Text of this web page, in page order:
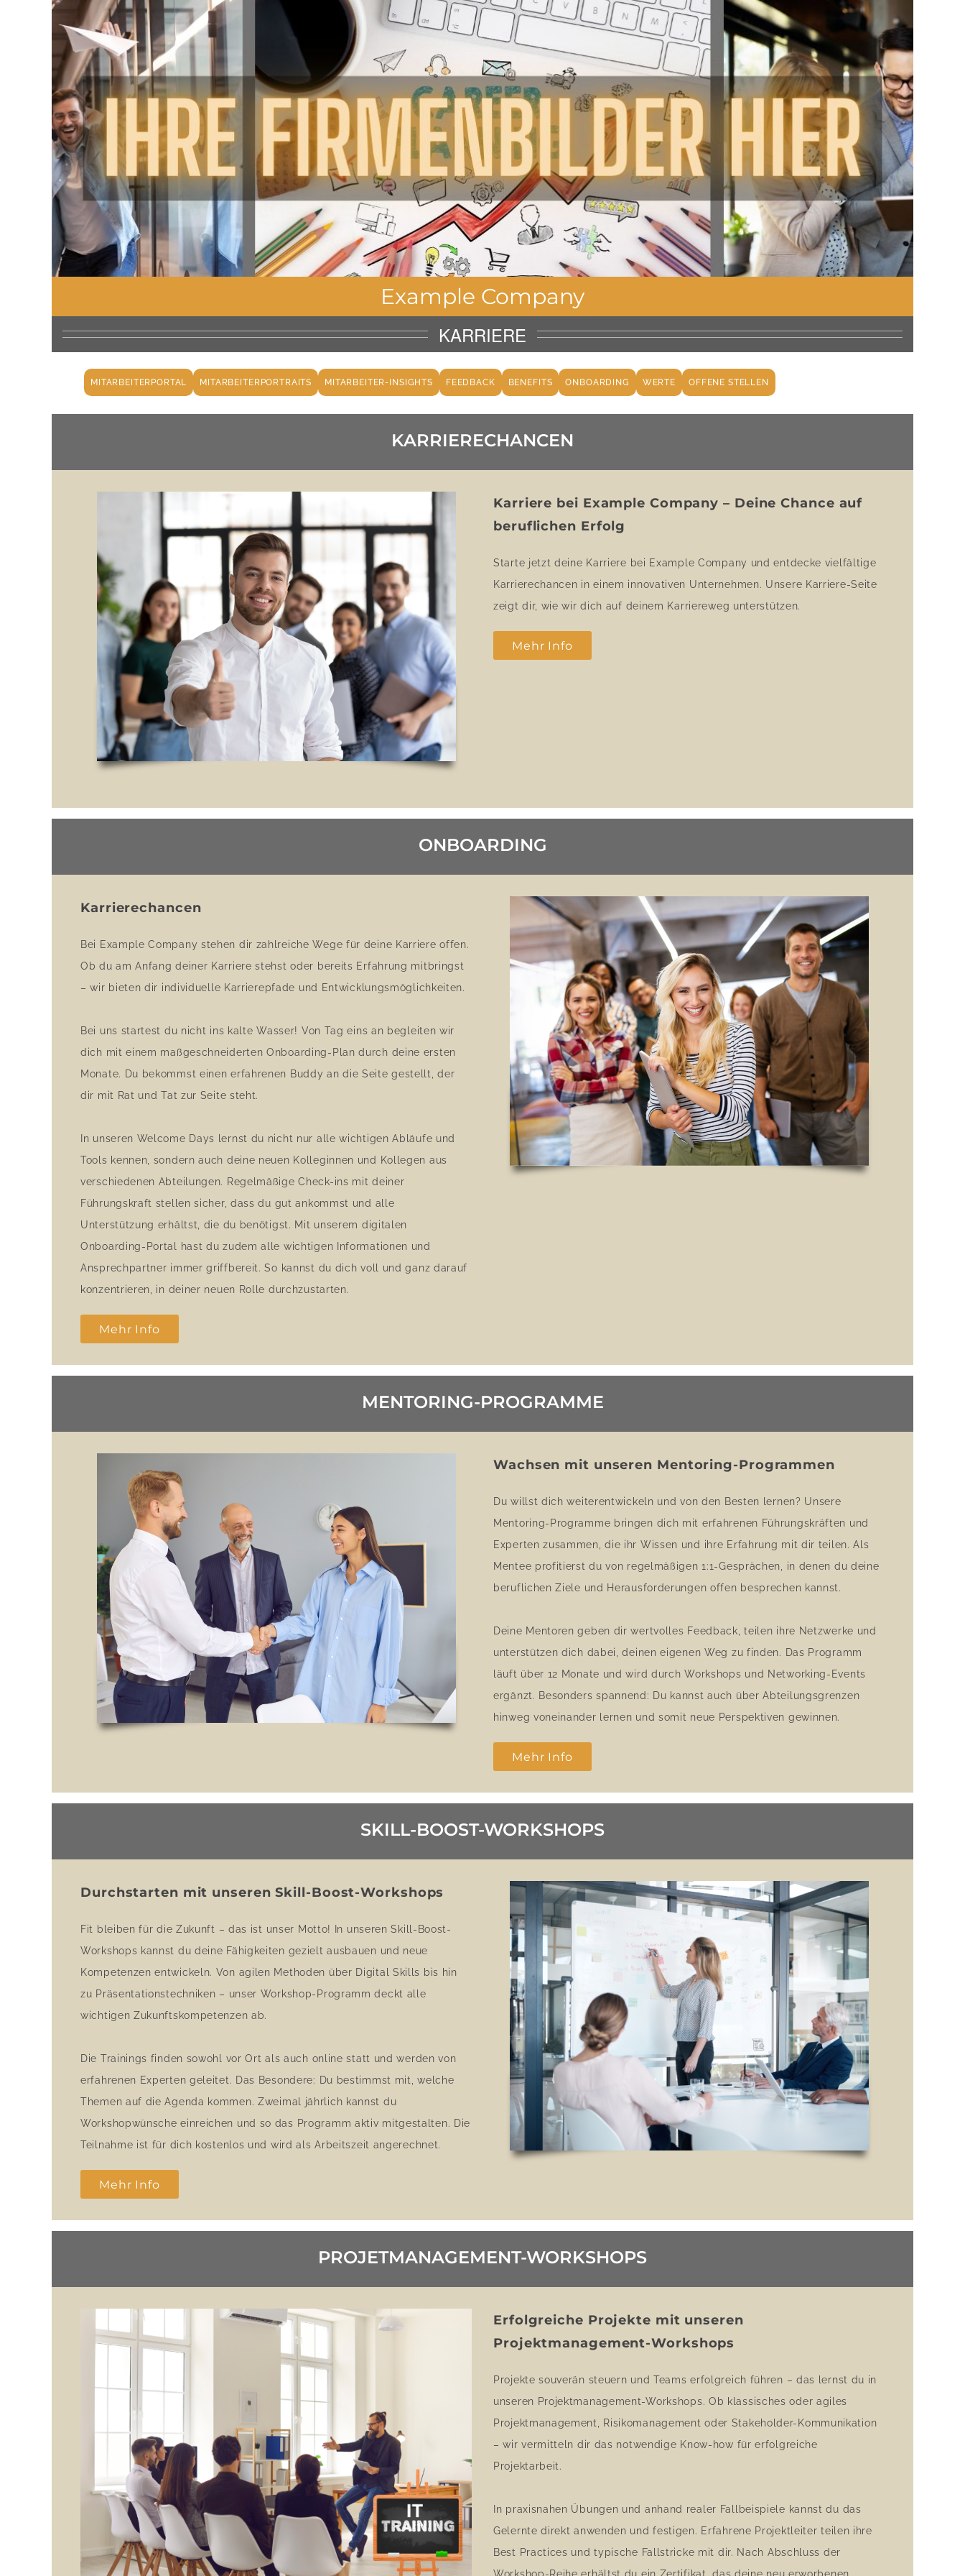
Example Company
KARRIERE
MITARBEITERPORTAL MITARBEITERPORTRAITS MITARBEITER-INSIGHTS FEEDBACK BENEFITS ONBOARDING WERTE OFFENE STELLEN
KARRIERECHANCEN
Karriere bei Example Company – Deine Chance auf
beruflichen Erfolg
Starte jetzt deine Karriere bei Example Company und entdecke vielfältige
Karrierechancen in einem innovativen Unternehmen. Unsere Karriere-Seite
zeigt dir, wie wir dich auf deinem Karriereweg unterstützen.
Mehr Info
ONBOARDING
Karrierechancen
Bei Example Company stehen dir zahlreiche Wege für deine Karriere offen.
Ob du am Anfang deiner Karriere stehst oder bereits Erfahrung mitbringst
– wir bieten dir individuelle Karrierepfade und Entwicklungsmöglichkeiten.
Bei uns startest du nicht ins kalte Wasser! Von Tag eins an begleiten wir
dich mit einem maßgeschneiderten Onboarding-Plan durch deine ersten
Monate. Du bekommst einen erfahrenen Buddy an die Seite gestellt, der
dir mit Rat und Tat zur Seite steht.
In unseren Welcome Days lernst du nicht nur alle wichtigen Abläufe und
Tools kennen, sondern auch deine neuen Kolleginnen und Kollegen aus
verschiedenen Abteilungen. Regelmäßige Check-ins mit deiner
Führungskraft stellen sicher, dass du gut ankommst und alle
Unterstützung erhältst, die du benötigst. Mit unserem digitalen
Onboarding-Portal hast du zudem alle wichtigen Informationen und
Ansprechpartner immer griffbereit. So kannst du dich voll und ganz darauf
konzentrieren, in deiner neuen Rolle durchzustarten.
Mehr Info
MENTORING-PROGRAMME
Wachsen mit unseren Mentoring-Programmen
Du willst dich weiterentwickeln und von den Besten lernen? Unsere
Mentoring-Programme bringen dich mit erfahrenen Führungskräften und
Experten zusammen, die ihr Wissen und ihre Erfahrung mit dir teilen. Als
Mentee profitierst du von regelmäßigen 1:1-Gesprächen, in denen du deine
beruflichen Ziele und Herausforderungen offen besprechen kannst.
Deine Mentoren geben dir wertvolles Feedback, teilen ihre Netzwerke und
unterstützen dich dabei, deinen eigenen Weg zu finden. Das Programm
läuft über 12 Monate und wird durch Workshops und Networking-Events
ergänzt. Besonders spannend: Du kannst auch über Abteilungsgrenzen
hinweg voneinander lernen und somit neue Perspektiven gewinnen.
Mehr Info
SKILL-BOOST-WORKSHOPS
Durchstarten mit unseren Skill-Boost-Workshops
Fit bleiben für die Zukunft – das ist unser Motto! In unseren Skill-Boost-
Workshops kannst du deine Fähigkeiten gezielt ausbauen und neue
Kompetenzen entwickeln. Von agilen Methoden über Digital Skills bis hin
zu Präsentationstechniken – unser Workshop-Programm deckt alle
wichtigen Zukunftskompetenzen ab.
Die Trainings finden sowohl vor Ort als auch online statt und werden von
erfahrenen Experten geleitet. Das Besondere: Du bestimmst mit, welche
Themen auf die Agenda kommen. Zweimal jährlich kannst du
Workshopwünsche einreichen und so das Programm aktiv mitgestalten. Die
Teilnahme ist für dich kostenlos und wird als Arbeitszeit angerechnet.
Mehr Info
PROJETMANAGEMENT-WORKSHOPS
Erfolgreiche Projekte mit unseren
Projektmanagement-Workshops
Projekte souverän steuern und Teams erfolgreich führen – das lernst du in
unseren Projektmanagement-Workshops. Ob klassisches oder agiles
Projektmanagement, Risikomanagement oder Stakeholder-Kommunikation
– wir vermitteln dir das notwendige Know-how für erfolgreiche
Projektarbeit.
In praxisnahen Übungen und anhand realer Fallbeispiele kannst du das
Gelernte direkt anwenden und festigen. Erfahrene Projektleiter teilen ihre
Best Practices und typische Fallstricke mit dir. Nach Abschluss der